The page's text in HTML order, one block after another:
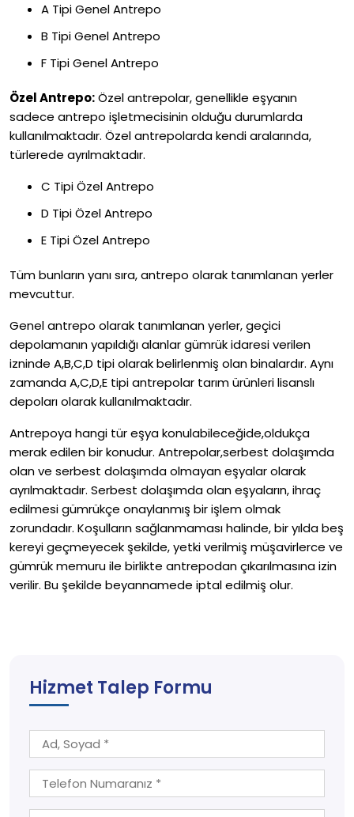
A Tipi Genel Antrepo
B Tipi Genel Antrepo
F Tipi Genel Antrepo
Özel Antrepo:Özel antrepolar, genellikle eşyanın
sadece antrepo işletmecisinin olduğu durumlarda
kullanılmaktadır. Özel antrepolarda kendi aralarında,
türlerede ayrılmaktadır.
C Tipi Özel Antrepo
D Tipi Özel Antrepo
E Tipi Özel Antrepo
Tüm bunların yanı sıra, antrepo olarak tanımlanan yerler
mevcuttur.
Genel antrepo olarak tanımlanan yerler, geçici
depolamanın yapıldığı alanlar gümrük idaresi verilen
izninde A,B,C,D tipi olarak belirlenmiş olan binalardır. Aynı
zamanda A,C,D,E tipi antrepolar tarım ürünleri lisanslı
depoları olarak kullanılmaktadır.
Antrepoya hangi tür eşya konulabileceğide,oldukça
merak edilen bir konudur. Antrepolar,serbest dolaşımda
olan ve serbest dolaşımda olmayan eşyalar olarak
ayrılmaktadır. Serbest dolaşımda olan eşyaların, ihraç
edilmesi gümrükçe onaylanmış bir işlem olmak
zorundadır. Koşulların sağlanmaması halinde, bir yılda beş
kereyi geçmeyecek şekilde, yetki verilmiş müşavirlerce ve
gümrük memuru ile birlikte antrepodan çıkarılmasına izin
verilir. Bu şekilde beyannamede iptal edilmiş olur.
Hizmet Talep Formu